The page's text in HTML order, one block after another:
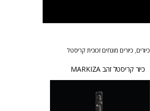
כיורים, כיורים מונחים זכוכית קריסטל
כיור קריסטל זהב MARKIZA